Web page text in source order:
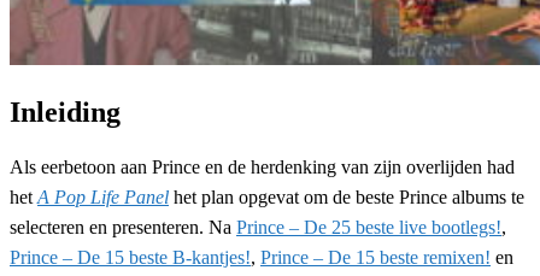
Inleiding
Als eerbetoon aan Prince en de herdenking van zijn overlijden had
het A Pop Life Panel het plan opgevat om de beste Prince albums te
selecteren en presenteren. Na Prince – De 25 beste live bootlegs!,
Prince – De 15 beste B-kantjes!, Prince – De 15 beste remixen! en